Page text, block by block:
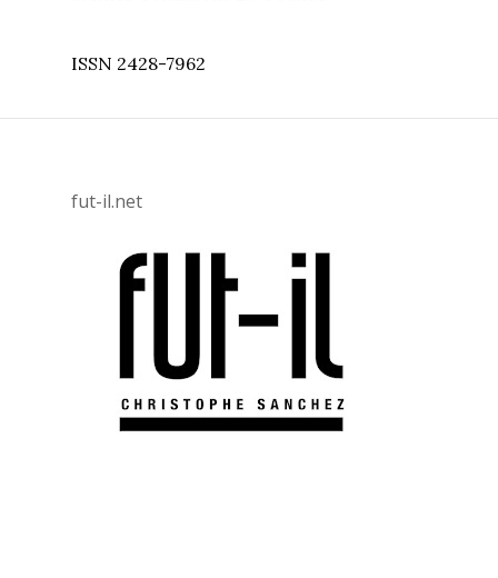
ISSN 2428-7962
fut-il.net